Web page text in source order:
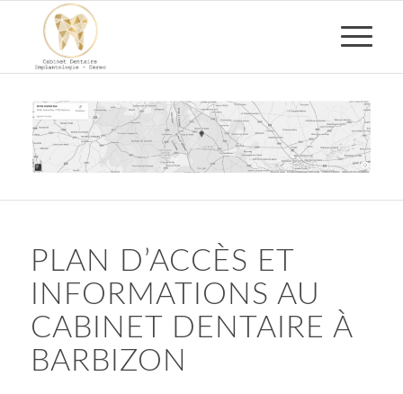
PLAN D’ACCÈS ET
INFORMATIONS AU
CABINET DENTAIRE À
BARBIZON